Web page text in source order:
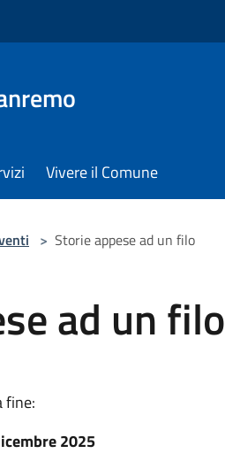
Vivere il Comune
> Storie appese ad un filo
ad un filo
fine:
2025